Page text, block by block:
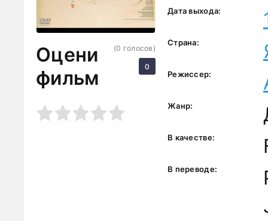
Оцени
фильм
5
(0 голосов)
0
Дата выхода:
Страна:
Режиссер:
Жанр:
В качестве:
В переводе: